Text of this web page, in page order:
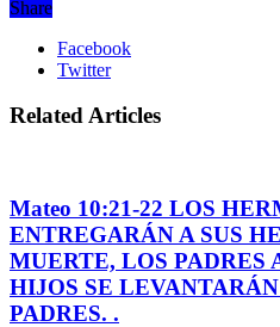
Share
Facebook
Twitter
Related Articles
Mateo 10:21-22 LOS
ENTREGARÁN A SUS
MUERTE, LOS PADRES
HIJOS SE
PADRES. .